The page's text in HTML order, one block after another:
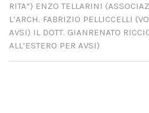
RITA”) ENZO TELLARINI
L’ARCH. FABRIZIO PELLICCELLI
AVSI) IL DOTT. GIANRENATO
ALL’ESTERO PER AVSI)